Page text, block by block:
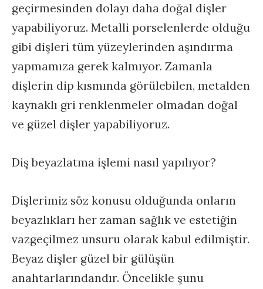
geçirmesinden dolayı daha doğal dişler
yapabiliyoruz. Metalli porselenlerde olduğu
gibi dişleri tüm yüzeylerinden aşındırma
yapmamıza gerek kalmıyor. Zamanla
dişlerin dip kısmında görülebilen, metalden
kaynaklı gri renklenmeler olmadan doğal
ve güzel dişler yapabiliyoruz.
Diş beyazlatma işlemi nasıl yapılıyor?
Dişlerimiz söz konusu olduğunda onların
beyazlıkları her zaman sağlık ve estetiğin
vazgeçilmez unsuru olarak kabul edilmiştir.
Beyaz dişler güzel bir gülüşün
anahtarlarındandır. Öncelikle şunu